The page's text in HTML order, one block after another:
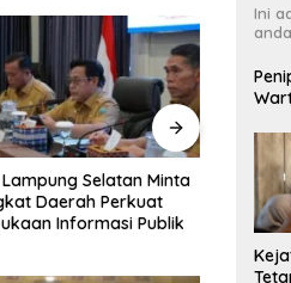
Egi Tekankan
Utama
Desa: Impact
Ini